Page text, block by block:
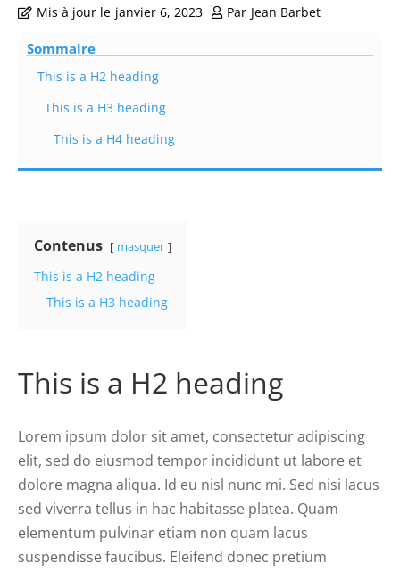
Mis à jour le janvier 6, 2023 Par Jean Barbet
Sommaire
This is a H2 heading
This is a H3 heading
This is a H4 heading
Contenus masquer
This is a H2 heading
This is a H3 heading
This is a H2 heading
Lorem ipsum dolor sit amet, consectetur adipiscing
elit, sed do eiusmod tempor incididunt ut labore et
dolore magna aliqua. Id eu nisl nunc mi. Sed nisi lacus
sed viverra tellus in hac habitasse platea. Quam
elementum pulvinar etiam non quam lacus
suspendisse faucibus. Eleifend donec pretium